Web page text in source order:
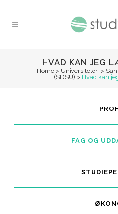
HVAD KAN JEG
Home > Universiteter >
(SDSU) > Hvad kan
FAG OG